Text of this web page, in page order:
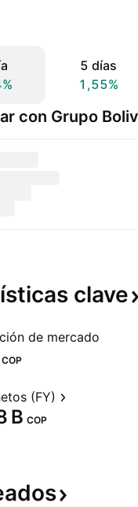
5 días
1,55%
con Grupo
clave
de mercado
COP
(FY)
B‬ COP